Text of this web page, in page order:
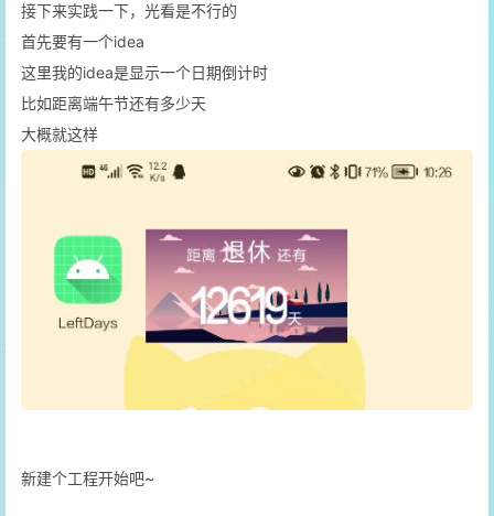
接下来实践一下，光看是不行的
首先要有一个idea
这里我的idea是显示一个日期倒计时
比如距离端午节还有多少天
大概就这样
新建个工程开始吧~